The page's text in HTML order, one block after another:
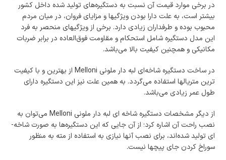
در برخی موارد قیمت آن نسبت به دستگیره‌­های تولید شده داخل کشور
بیشتر است، به علت دارا بودن ویژگی­ها و مزایای فروان، در میان مردم
محبوب بوده و طرفداران زیادی دارد. برخی از ویژگی­های منحصر به فرد
این مدل دستگیره شامل استحکام و مقاومت فوق‌العاده در برابر ضربات
مکانیکی و همچنین کیفیت بالا می‌­باشد.
در ساخت دستگیره شاخه‌­ای لبه دار ملونی Melloni از بهترین و با کیفیت­‌
ترین متریال­ها استفاده می­‌گردد. به همین علت نیز این دستگیره دارای
طول عمر زیادی می‌­باشد.
از دیگر مشخصات دستگیره شاخه ­ای لبه دار ملونی Melloni می‌­توان به
نصب راحت آن اشاره کرد؛ از آن جایی که این دستگیره‌­ها به صورت شاخه‌­
ای تولید شده‌­اند، برای نصب آن­ها نیازی به استفاده از مته به منظور
سوراخ کردن جای پیچ­ها نیست.